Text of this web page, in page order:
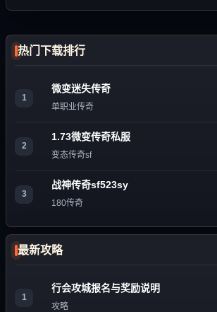
热门下载排行
1
微变迷失传奇
单职业传奇
2
1.73微变传奇私服
变态传奇sf
3
战神传奇sf523sy
180传奇
最新攻略
1
行会攻城报名与奖励说明
攻略